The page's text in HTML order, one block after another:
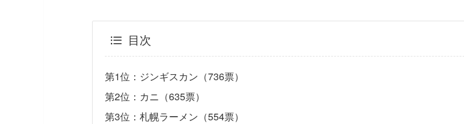
目次
第1位：ジンギスカン（736票）
第2位：カニ（635票）
第3位：札幌ラーメン（554票）